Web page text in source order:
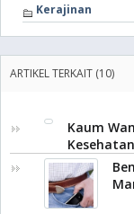
Kerajinan
ARTIKEL TERKAIT (10)
Kaum